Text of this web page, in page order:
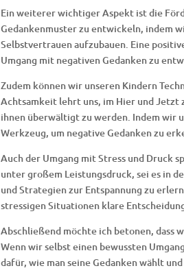
Ein weiterer wichtiger Aspekt ist die
Gedankenmuster zu entwickeln, indem
Selbstvertrauen aufzubauen. Eine
Umgang mit negativen Gedanken zu
Zudem können wir unseren Kindern
Achtsamkeit lehrt uns, im Hier und Jetzt
ihnen überwältigt zu werden. Indem wir
Werkzeug, um negative Gedanken zu
Auch der Umgang mit Stress und Druck
unter großem Leistungsdruck, sei es in
und Strategien zur Entspannung zu
stressigen Situationen klare
Abschließend möchte ich betonen, dass
Wenn wir selbst einen bewussten
dafür, wie man seine Gedanken wählt